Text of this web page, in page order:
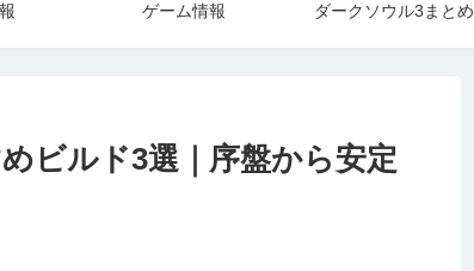
ゲーム情報 ダークソウル3まとめ
ビルド3選｜序盤から安定